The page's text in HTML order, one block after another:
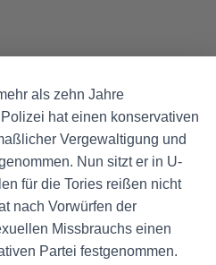
als zehn Jahre
hat einen konservativen
Vergewaltigung und
Nun sitzt er in U-
für die Tories reißen nicht
nach Vorwürfen der
Missbrauchs einen
Partei festgenommen.